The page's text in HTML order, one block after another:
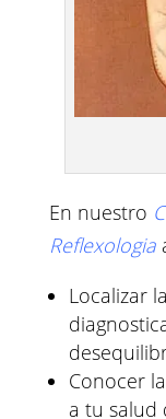
En nuestro
Reflexologia
Localizar
Conocer
a tu salud